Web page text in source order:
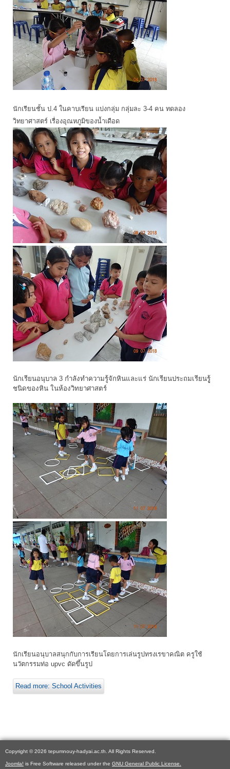
นักเรียนชั้น ป.4 ในคาบเรียน แบ่งกลุ่ม กลุ่มละ 3-4 คน ทดลอง
วิทยาศาสตร์ เรื่องอุณหภูมิของน้ำเดือด
นักเรียนอนุบาล 3 กำลังทำความรู้จักหินและแร่ นักเรียนประถมเรียนรูู้
ชนิดของหิน ในห้องวิทยาศาสตร์
นักเรียนอนุบาลสนุกกับการเรียนโดยการเล่นรูปทรงเรขาคณิต ครูใช้
นวัตกรรมท่อ upvc ดัดขึ้นรูป
Read more: School Activities
Copyright © 2026 tepumnouy-hadyai.ac.th. All Rights Reserved.
Joomla! is Free Software released under the GNU General Public License.